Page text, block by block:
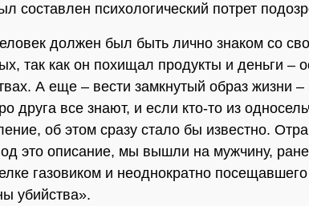
составлен психологический потрет
должен был быть лично знаком со
так как он похищал продукты и деньги –
А еще – вести замкнутый образ жизни –
друга все знают, и если кто-то из
об этом сразу стало бы известно.
это описание, мы вышли на мужчину,
газовиком и неоднократно
убийства».